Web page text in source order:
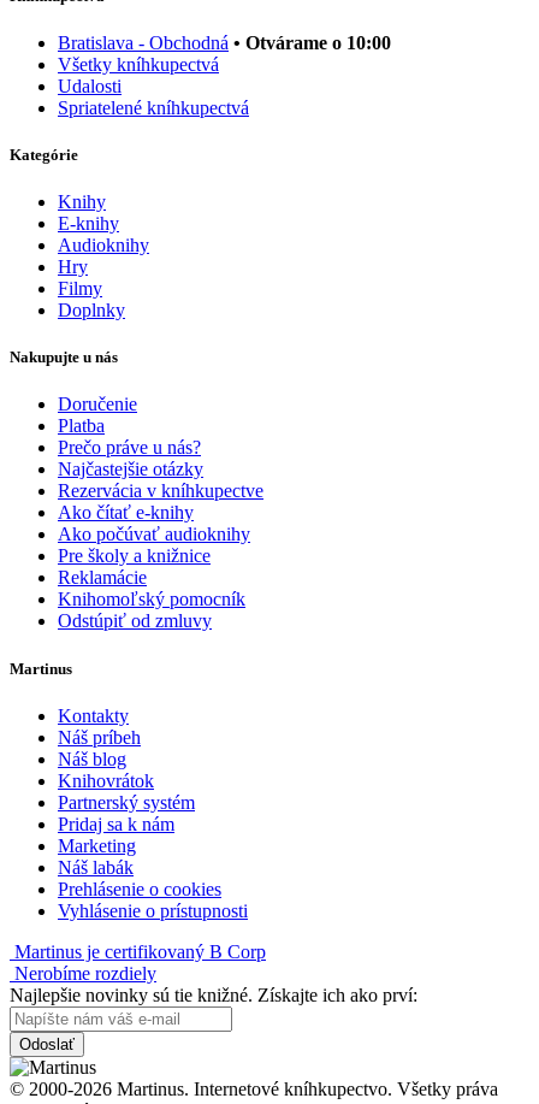
Bratislava - Obchodná • Otvárame o 10:00
Všetky kníhkupectvá
Udalosti
Spriatelené kníhkupectvá
Kategórie
Knihy
E-knihy
Audioknihy
Hry
Filmy
Doplnky
Nakupujte u nás
Doručenie
Platba
Prečo práve u nás?
Najčastejšie otázky
Rezervácia v kníhkupectve
Ako čítať e-knihy
Ako počúvať audioknihy
Pre školy a knižnice
Reklamácie
Knihomoľský pomocník
Odstúpiť od zmluvy
Martinus
Kontakty
Náš príbeh
Náš blog
Knihovrátok
Partnerský systém
Pridaj sa k nám
Marketing
Náš labák
Prehlásenie o cookies
Vyhlásenie o prístupnosti
Martinus je certifikovaný B Corp
Nerobíme rozdiely
Najlepšie novinky sú tie knižné. Získajte ich ako prví:
Odoslať
© 2000-2026 Martinus. Internetové kníhkupectvo. Všetky práva